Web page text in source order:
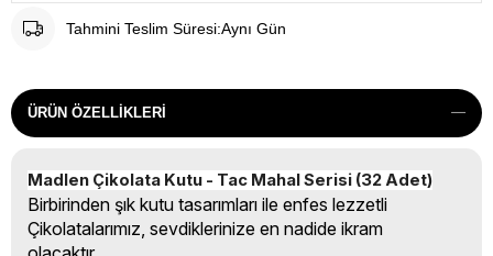
Tahmini Teslim Süresi:Aynı Gün
ÜRÜN ÖZELLIKLERI
Madlen Çikolata Kutu - Tac Mahal Serisi (32 Adet)
Birbirinden şık kutu tasarımları ile enfes lezzetli
Çikolatalarımız, sevdiklerinize en nadide ikram